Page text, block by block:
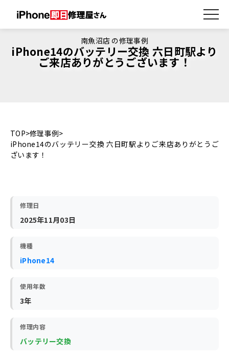
南魚沼店 の修理事例
iPhone14のバッテリー交換 六日町駅より
ご来店ありがとうございます！
TOP 修理事例
iPhone14のバッテリー交換 六日町駅よりご来店ありがとうご
ざいます！
修理日
2025年11月03日
機種
iPhone14
使用年数
3年
修理内容
バッテリー交換